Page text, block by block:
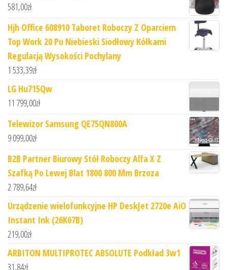
581,00zł
Hjh Office 608910 Taboret Roboczy Z Oparciem
Top Work 20 Pu Niebieski Siodłowy Kółkami
Regulacją Wysokości Pochylany
1 533,39zł
LG Hu715Qw
11 799,00zł
Telewizor Samsung QE75QN800A
9 099,00zł
B2B Partner Biurowy Stół Roboczy Alfa X Z
Szafką Po Lewej Blat 1800 800 Mm Brzoza
2 789,64zł
Urządzenie wielofunkcyjne HP DeskJet 2720e AiO
Instant Ink (26K67B)
219,00zł
ARBITON MULTIPROTEC ABSOLUTE Podkład 3w1
31,84zł